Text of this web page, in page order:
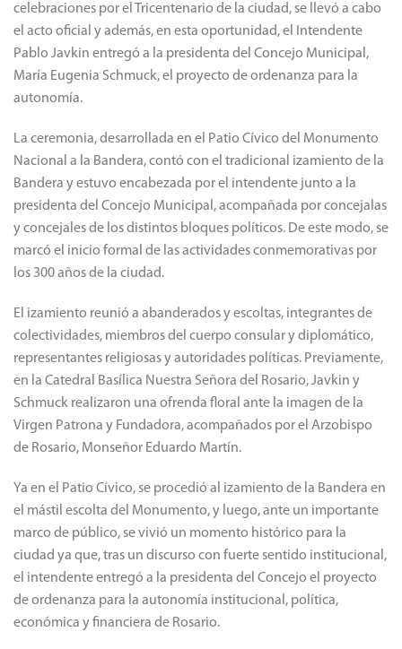
celebraciones por el Tricentenario de la ciudad, se llevó a cabo
el acto oficial y además, en esta oportunidad, el Intendente
Pablo Javkin entregó a la presidenta del Concejo Municipal,
María Eugenia Schmuck, el proyecto de ordenanza para la
autonomía.
La ceremonia, desarrollada en el Patio Cívico del Monumento
Nacional a la Bandera, contó con el tradicional izamiento de la
Bandera y estuvo encabezada por el intendente junto a la
presidenta del Concejo Municipal, acompañada por concejalas
y concejales de los distintos bloques políticos. De este modo, se
marcó el inicio formal de las actividades conmemorativas por
los 300 años de la ciudad.
El izamiento reunió a abanderados y escoltas, integrantes de
colectividades, miembros del cuerpo consular y diplomático,
representantes religiosas y autoridades políticas. Previamente,
en la Catedral Basílica Nuestra Señora del Rosario, Javkin y
Schmuck realizaron una ofrenda floral ante la imagen de la
Virgen Patrona y Fundadora, acompañados por el Arzobispo
de Rosario, Monseñor Eduardo Martín.
Ya en el Patio Cívico, se procedió al izamiento de la Bandera en
el mástil escolta del Monumento, y luego, ante un importante
marco de público, se vivió un momento histórico para la
ciudad ya que, tras un discurso con fuerte sentido institucional,
el intendente entregó a la presidenta del Concejo el proyecto
de ordenanza para la autonomía institucional, política,
económica y financiera de Rosario.